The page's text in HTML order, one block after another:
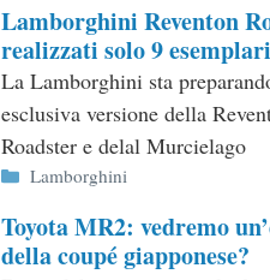
Lamborghini Reventon
realizzati solo 9 esemplari
La Lamborghini sta
esclusiva versione della
Roadster e delal Murcielago
Categorie
Lamborghini
Toyota MR2: vedremo
della coupé giapponese?